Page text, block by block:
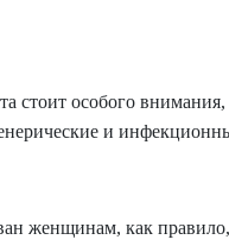
стоит особого
и
женщинам, как